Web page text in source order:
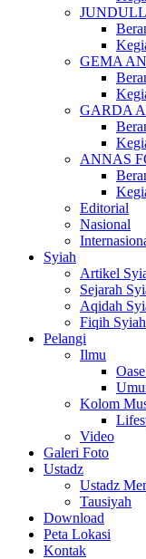
GEMA
GARDA
ANNAS
Editorial
Nasional
Syiah
Artikel
Sejarah
Aqidah
Fiqih Syiah
Pelangi
Ilmu
Kolom
Video
Galeri Foto
Ustadz
Ustadz
Tausiyah
Download
Peta Lokasi
Kontak